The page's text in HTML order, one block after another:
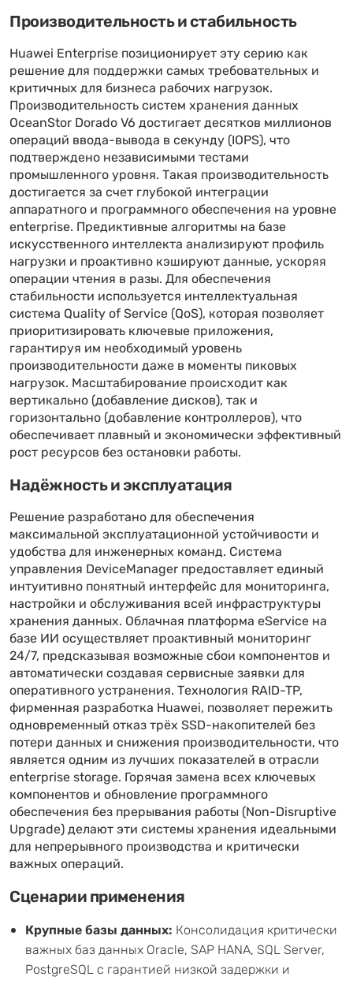
Производительность и стабильность
Huawei Enterprise позиционирует эту серию как
решение для поддержки самых требовательных и
критичных для бизнеса рабочих нагрузок.
Производительность систем хранения данных
OceanStor Dorado V6 достигает десятков миллионов
операций ввода-вывода в секунду (IOPS), что
подтверждено независимыми тестами
промышленного уровня. Такая производительность
достигается за счет глубокой интеграции
аппаратного и программного обеспечения на уровне
enterprise. Предиктивные алгоритмы на базе
искусственного интеллекта анализируют профиль
нагрузки и проактивно кэшируют данные, ускоряя
операции чтения в разы. Для обеспечения
стабильности используется интеллектуальная
система Quality of Service (QoS), которая позволяет
приоритизировать ключевые приложения,
гарантируя им необходимый уровень
производительности даже в моменты пиковых
нагрузок. Масштабирование происходит как
вертикально (добавление дисков), так и
горизонтально (добавление контроллеров), что
обеспечивает плавный и экономически эффективный
рост ресурсов без остановки работы.
Надёжность и эксплуатация
Решение разработано для обеспечения
максимальной эксплуатационной устойчивости и
удобства для инженерных команд. Система
управления DeviceManager предоставляет единый
интуитивно понятный интерфейс для мониторинга,
настройки и обслуживания всей инфраструктуры
хранения данных. Облачная платформа eService на
базе ИИ осуществляет проактивный мониторинг
24/7, предсказывая возможные сбои компонентов и
автоматически создавая сервисные заявки для
оперативного устранения. Технология RAID-TP,
фирменная разработка Huawei, позволяет пережить
одновременный отказ трёх SSD-накопителей без
потери данных и снижения производительности, что
является одним из лучших показателей в отрасли
enterprise storage. Горячая замена всех ключевых
компонентов и обновление программного
обеспечения без прерывания работы (Non-Disruptive
Upgrade) делают эти системы хранения идеальными
для непрерывного производства и критически
важных операций.
Сценарии применения
Крупные базы данных: Консолидация критически
важных баз данных Oracle, SAP HANA, SQL Server,
PostgreSQL с гарантией низкой задержки и